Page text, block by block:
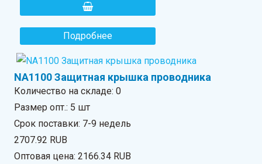
Подробнее
NA1100 Защитная крышка проводника
Количество на складе:0
Размер опт.: 5 шт
Срок поставки: 7-9 недель
2707.92 RUB
Оптовая цена:2166.34 RUB